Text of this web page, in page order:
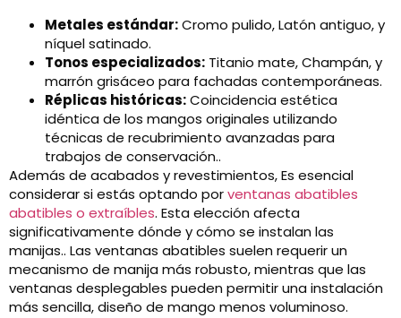
Metales estándar:Cromo pulido, Latón antiguo, y
níquel satinado.
Tonos especializados: Titanio mate, Champán, y
marrón grisáceo para fachadas contemporáneas.
Réplicas históricas:Coincidencia estética
idéntica de los mangos originales utilizando
técnicas de recubrimiento avanzadas para
trabajos de conservación..
Además de acabados y revestimientos, Es esencial
considerar si estás optando porventanas abatibles
abatibles o extraíbles. Esta elección afecta
significativamente dónde y cómo se instalan las
manijas.. Las ventanas abatibles suelen requerir un
mecanismo de manija más robusto, mientras que las
ventanas desplegables pueden permitir una instalación
más sencilla, diseño de mango menos voluminoso.